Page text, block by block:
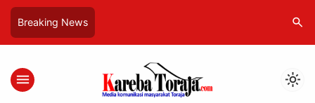
Breaking News search
menu light_mode